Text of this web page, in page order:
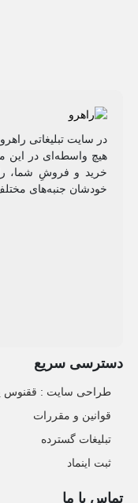
در سایت تبلیغاتی
هیچ واسطه‌ای در این
خرید و فروشِ شما،
خودشان جنبه‌های مختلف
دسترسی سریع
طراحی سایت :‌ ققنوس
قوانین و مقررات
تبلیغات گسترده
ثبت اینماد
تماس با ما